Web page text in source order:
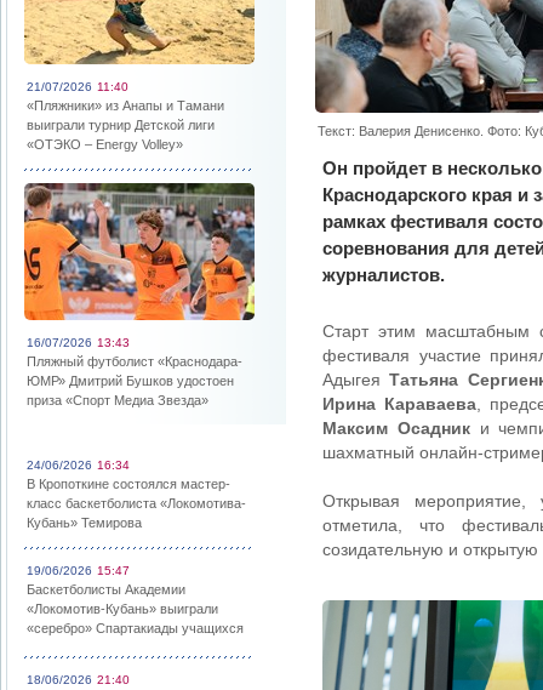
21/07/2026 11:40
«Пляжники» из Анапы и Тамани
выиграли турнир Детской лиги
«ОТЭКО – Energy Volley»
16/07/2026 13:43
Пляжный футболист «Краснодара-
ЮМР» Дмитрий Бушков удостоен
приза «Спорт Медиа Звезда»
24/06/2026 16:34
В Кропоткине состоялся мастер-
класс баскетболиста «Локомотива-
Кубань» Темирова
19/06/2026 15:47
Баскетболисты Академии
«Локомотив-Кубань» выиграли
«серебро» Спартакиады учащихся
18/06/2026 21:40
Текст: Валерия Денисенко. Фото:
Он пройдет в
Краснодарского края
рамках фестиваля
соревнования для
журналистов.
Старт этим масштабным
фестиваля участие
АдыгеяТатьяна
Ирина Караваева ,
Максим Осадники
шахматный онлайн-
Открывая мероприятие,
отметила, что
созидательную и